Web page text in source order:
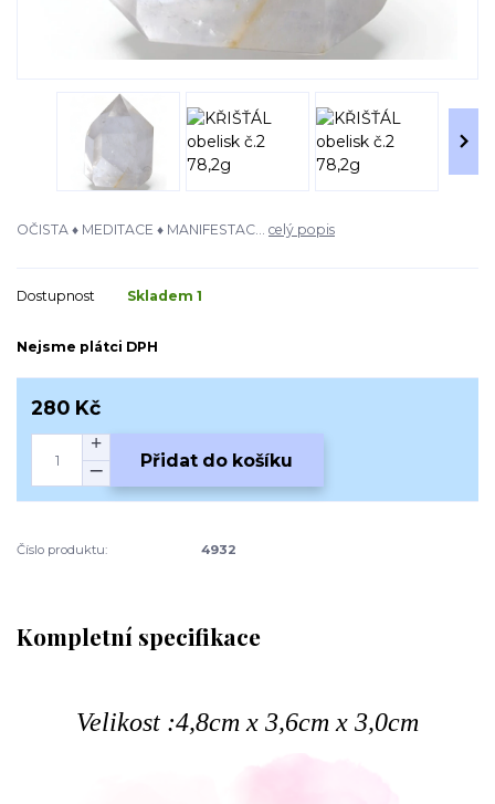
OČISTA ♦ MEDITACE ♦ MANIFESTAC... celý popis
Dostupnost Skladem 1
Nejsme plátci DPH
280 Kč
Přidat do košíku
Číslo produktu: 4932
Kompletní specifikace
Velikost :4,8cm x 3,6cm x 3,0cm